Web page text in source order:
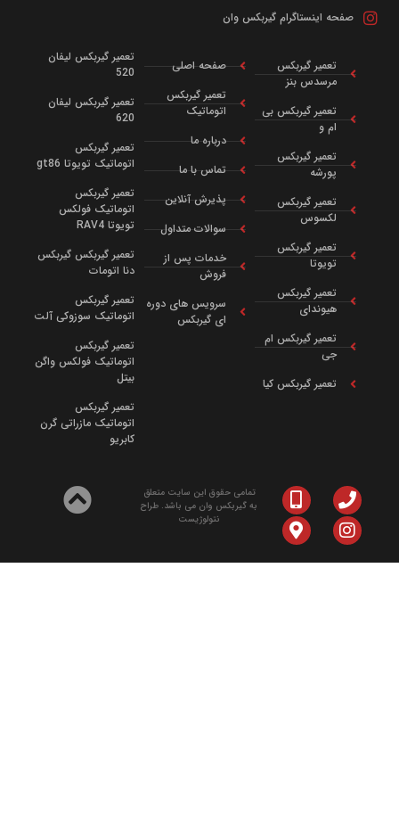
صفحه اینستاگرام گیربکس وان
تعمیر گیربکس
مرسدس بنز
تعمیر گیربکس بی
تعمیر گیربکس
پورشه
تعمیر گیربکس
لکسوس
تعمیر گیربکس
تویوتا
تعمیر گیربکس
هیوندای
تعمیر گیربکس ام
تعمیر گیربکس کیا
صفحه اصلی
تعمیر گیربکس
اتوماتیک
درباره ما
تماس با ما
پذیرش آنلاین
سوالات متداول
خدمات پس از
فروش
سرویس‌ های دوره‌
ای گیربکس
تعمیر گیربکس لیفان
520
تعمیر گیربکس لیفان
تعمیر گیربکس
اتوماتیک تویوتا gt86
تعمیر گیربکس
اتوماتیک فولکس
تویوتا RAV4
تعمیر گیربکس گیربکس
دنا اتومات
تعمیر گیربکس
اتوماتیک سوزوکی آلت
تعمیر گیربکس
اتوماتیک فولکس واگن
تعمیر گیربکس
اتوماتیک مازراتی گرن
تمامی حقوق این سایت متعلق
به گیربکس وان می باشد. طراح
نتولوژیست